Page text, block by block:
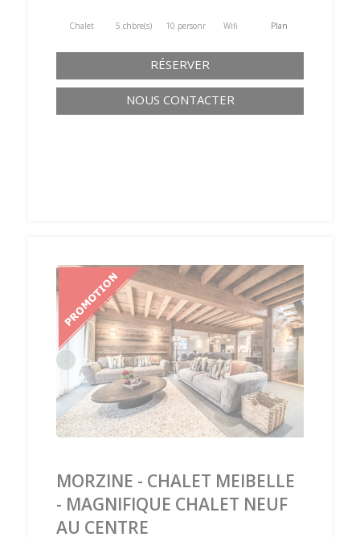
Chalet 5 chbre(s) 10 personne(s) Wifi Plan
RÉSERVER
NOUS CONTACTER
›
MORZINE - CHALET MEIBELLE
- MAGNIFIQUE CHALET NEUF
AU CENTRE